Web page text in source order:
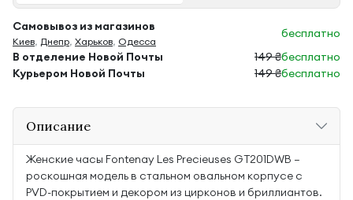
Самовывоз из магазинов
Киев, Днепр, Харьков, Одесса
бесплатно
В отделение Новой Почты
149 ₴бесплатно
Курьером Новой Почты
149 ₴бесплатно
Описание
Женские часы Fontenay Les Precieuses GT201DWB —
роскошная модель в стальном овальном корпусе с
PVD-покрытием и декором из цирконов и бриллиантов.